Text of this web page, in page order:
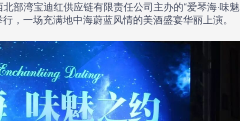
部湾宝迪红供应链有限责任公司主办的“爱琴海·味魅
，一场充满地中海蔚蓝风情的美酒盛宴华丽上演。